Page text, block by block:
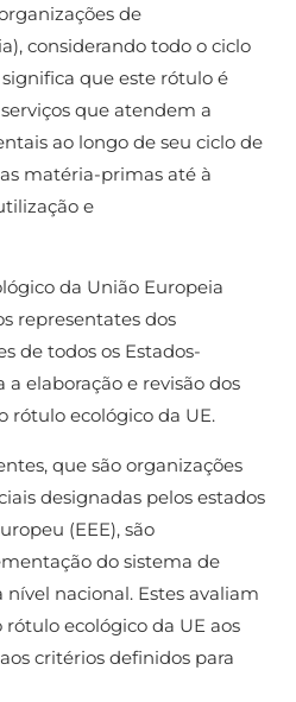
de
considerando todo o ciclo
que este rótulo é
que atendem a
ao longo de seu ciclo de
matéria-primas até à
e
da União Europeia
representates dos
de todos os Estados-
elaboração e revisão dos
rótulo ecológico da UE.
que são organizações
designadas pelos estados
(EEE), são
do sistema de
nacional. Estes avaliam
ecológico da UE aos
critérios definidos para